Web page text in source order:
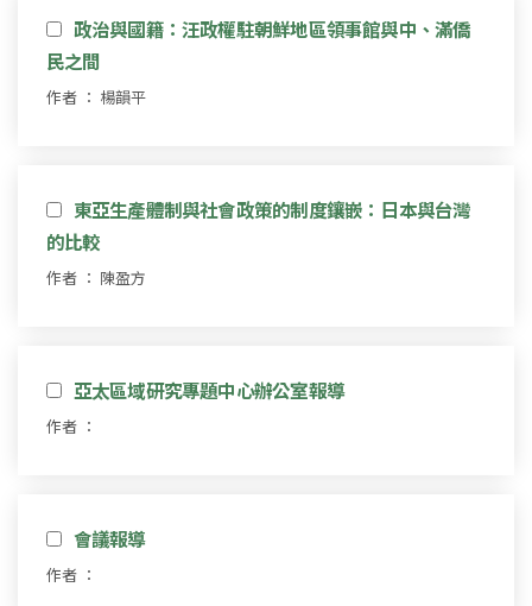
政治與國籍：汪政權駐朝鮮地區領事館與中、滿僑
民之間
作者 ： 楊韻平
東亞生產體制與社會政策的制度鑲嵌：日本與台灣
的比較
作者 ： 陳盈方
亞太區域研究專題中心辦公室報導
作者 ：
會議報導
作者 ：